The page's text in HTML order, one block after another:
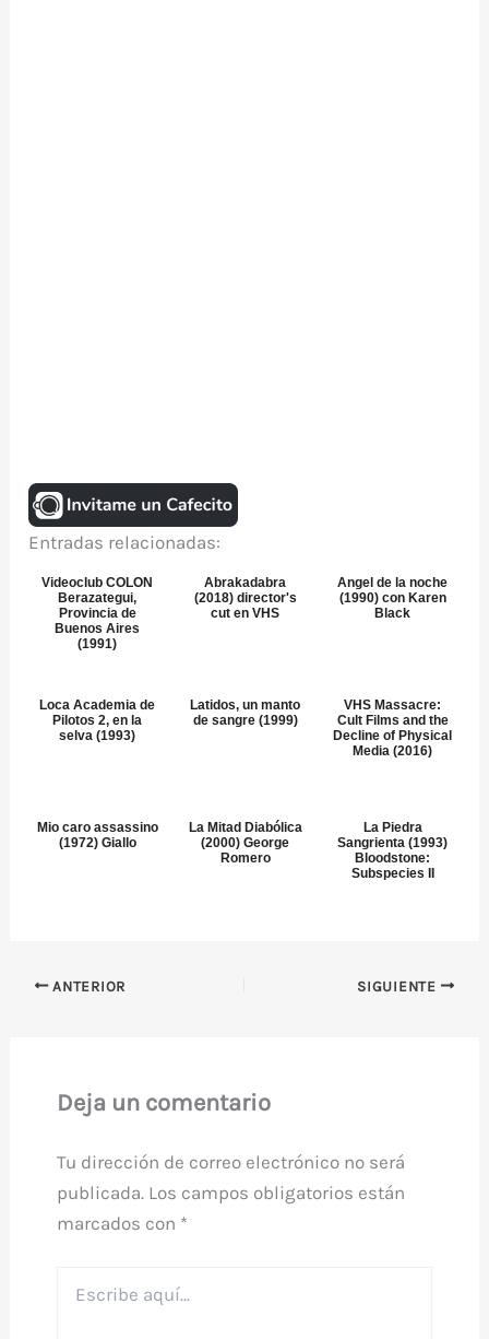
Entradas relacionadas:
Videoclub COLON
Berazategui,
Provincia de
Buenos Aires
(1991)
Abrakadabra
(2018) director's
cut en VHS
Angel de la noche
(1990) con Karen
Black
Loca Academia de
Pilotos 2, en la
selva (1993)
Latidos, un manto
de sangre (1999)
VHS Massacre:
Cult Films and the
Decline of Physical
Media (2016)
Mio caro assassino
(1972) Giallo
La Mitad Diabólica
(2000) George
Romero
La Piedra
Sangrienta (1993)
Bloodstone:
Subspecies II
ANTERIOR SIGUIENTE
Deja un comentario
Tu dirección de correo electrónico no será
publicada. Los campos obligatorios están
marcados con *
aquí...